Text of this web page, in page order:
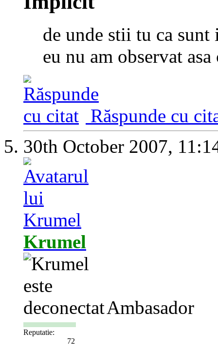
de unde stii tu ca sunt
eu nu am observat asa
Răspunde cu
30th October 2007,
Krumel
Ambasador
Reputatie:
72